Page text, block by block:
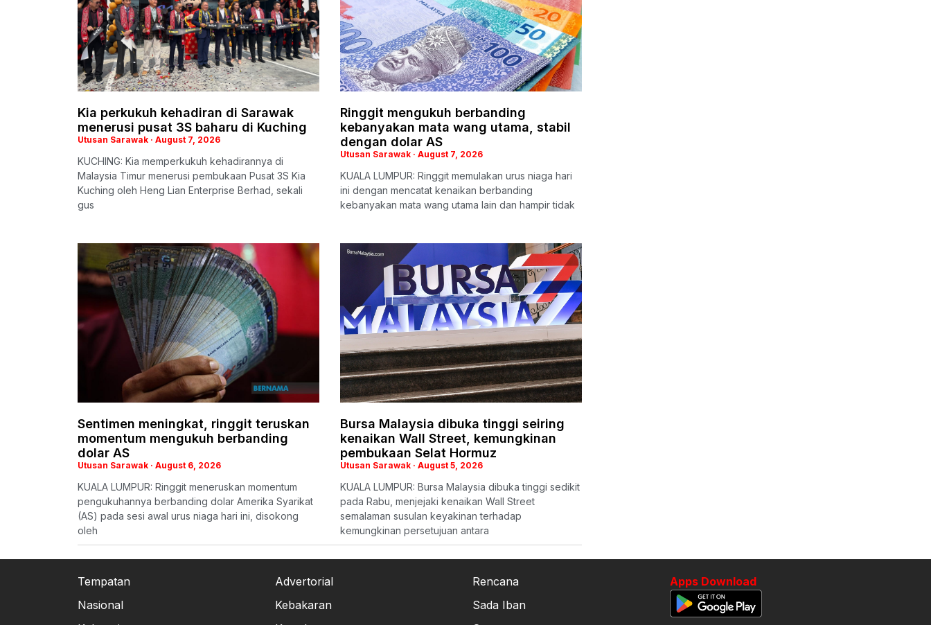
Kia perkukuh kehadiran di Sarawak
menerusi pusat 3S baharu di Kuching
Utusan Sarawak August 7, 2026
KUCHING: Kia memperkukuh kehadirannya di
Malaysia Timur menerusi pembukaan Pusat 3S Kia
Kuching oleh Heng Lian Enterprise Berhad, sekali
gus
Ringgit mengukuh berbanding
kebanyakan mata wang utama, stabil
dengan dolar AS
Utusan Sarawak August 7, 2026
KUALA LUMPUR: Ringgit memulakan urus niaga hari
ini dengan mencatat kenaikan berbanding
kebanyakan mata wang utama lain dan hampir tidak
Sentimen meningkat, ringgit teruskan
momentum mengukuh berbanding
dolar AS
Utusan Sarawak August 6, 2026
KUALA LUMPUR: Ringgit meneruskan momentum
pengukuhannya berbanding dolar Amerika Syarikat
(AS) pada sesi awal urus niaga hari ini, disokong
oleh
Bursa Malaysia dibuka tinggi seiring
kenaikan Wall Street, kemungkinan
pembukaan Selat Hormuz
Utusan Sarawak August 5, 2026
KUALA LUMPUR: Bursa Malaysia dibuka tinggi sedikit
pada Rabu, menjejaki kenaikan Wall Street
semalaman susulan keyakinan terhadap
kemungkinan persetujuan antara
Tempatan
Nasional
Advertorial
Kebakaran
Rencana
Sada Iban
Apps Download